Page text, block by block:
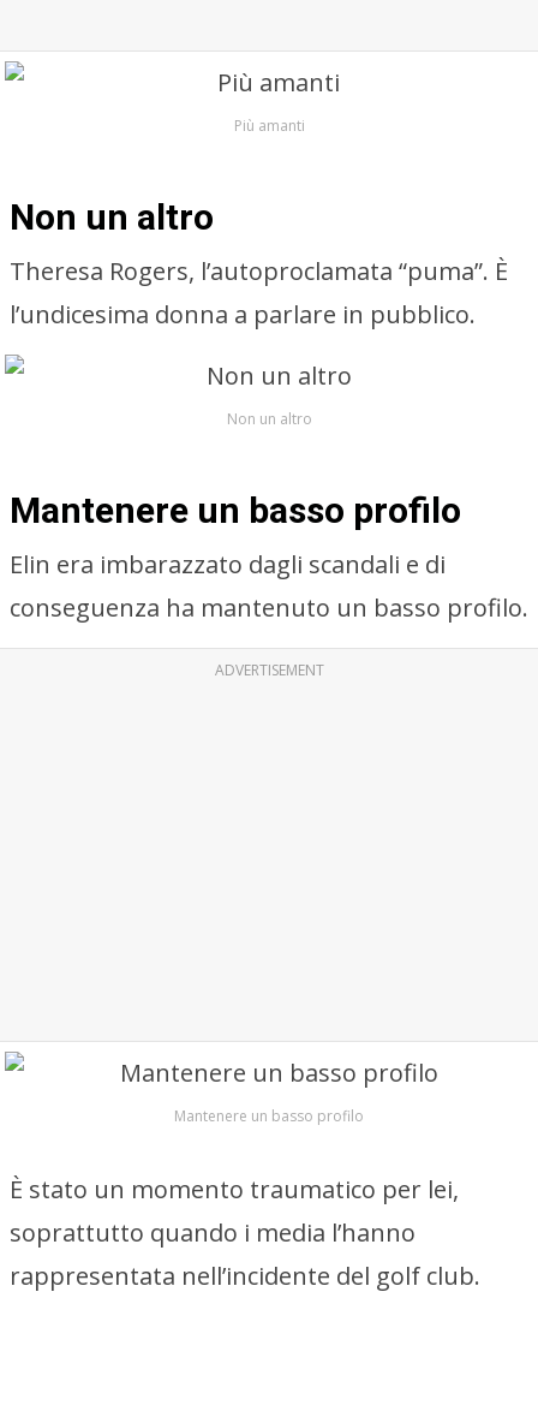
Più amanti
Non un altro
Theresa Rogers, l’autoproclamata “puma”. È
l’undicesima donna a parlare in pubblico.
Non un altro
Mantenere un basso profilo
Elin era imbarazzato dagli scandali e di
conseguenza ha mantenuto un basso profilo.
ADVERTISEMENT
Mantenere un basso profilo
È stato un momento traumatico per lei,
soprattutto quando i media l’hanno
rappresentata nell’incidente del golf club.